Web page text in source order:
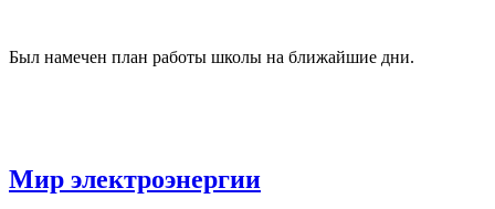
Был намечен план работы школы на ближайшие дни.
Мир электроэнергии